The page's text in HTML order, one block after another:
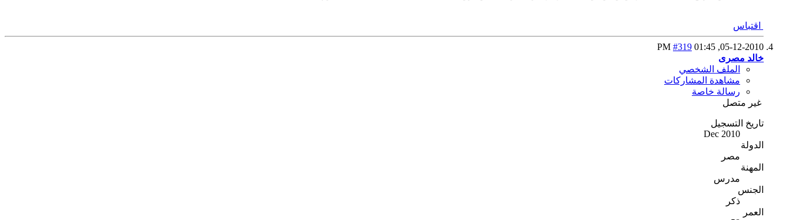
اقتباس
05-12-2010,
01:45 PM
#319
خالد مصرى
الملف الشخصي
مشاهدة المشاركات
رسالة خاصة
غير متصل
تاريخ التسجيل
Dec 2010
الدولة
مصر
المهنة
مدرس
الجنس
ذكر
العمر